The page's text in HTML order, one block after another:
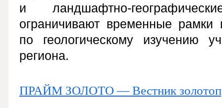
и ландшафтно-
ограничивают временные
по геологическому изучению
региона.
ПРАЙМ ЗОЛОТО — Вестник